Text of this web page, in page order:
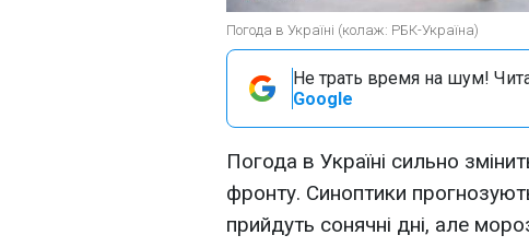
Погода в Україні (колаж: РБК-Україна)
Не трать время на шум!
Google
Погода в Україні сильно
фронту. Синоптики
прийдуть сонячні дні, але